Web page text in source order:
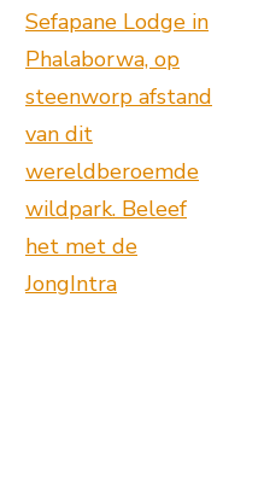
Sefapane Lodge in
Phalaborwa, op
steenworp afstand
van dit
wereldberoemde
wildpark. Beleef
het met de
JongIntra